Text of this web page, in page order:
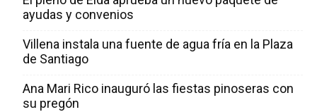
ayudas y convenios
Villena instala una fuente de agua fría en la Plaza
de Santiago
Ana Mari Rico inauguró las fiestas pinoseras con
su pregón